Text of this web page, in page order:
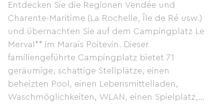
Entdecken Sie die Regionen Vendée und
Charente-Maritime (La Rochelle, Île de Ré usw.)
und übernachten Sie auf dem Campingplatz Le
Merval** im Marais Poitevin. Dieser
familiengeführte Campingplatz bietet 71
geräumige, schattige Stellplätze, einen
beheizten Pool, einen Lebensmittelladen,
Waschmöglichkeiten, WLAN, einen Spielplatz,